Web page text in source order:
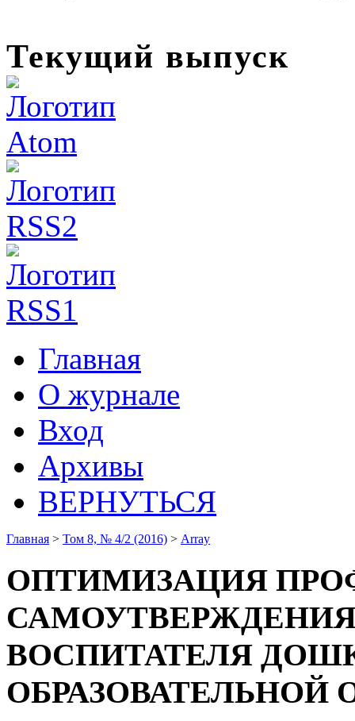
Текущий выпуск
Главная
О журнале
Вход
Архивы
ВЕРНУТЬСЯ
Главная > Том 8, № 4/2 (2016) > Array
ОПТИМИЗАЦИЯ
ВОСПИТАТЕЛЯ
ОБРАЗОВАТЕЛЬНОЙ